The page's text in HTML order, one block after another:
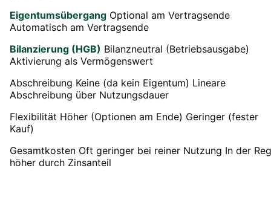
Eigentumsübergang Optional am Vertragsende
Automatisch am Vertragsende
Bilanzierung (HGB) Bilanzneutral (Betriebsausgabe)
Aktivierung als Vermögenswert
Abschreibung Keine (da kein Eigentum) Lineare
Abschreibung über Nutzungsdauer
Flexibilität Höher (Optionen am Ende) Geringer (fester
Kauf)
Gesamtkosten Oft geringer bei reiner Nutzung In der
höher durch Zinsanteil